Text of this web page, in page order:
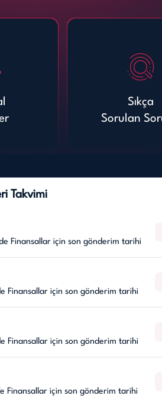
Sıkça
Sorulan
Takvimi
Finansallar için son gönderim tarihi
Finansallar için son gönderim tarihi
Finansallar için son gönderim tarihi
Finansallar için son gönderim tarihi